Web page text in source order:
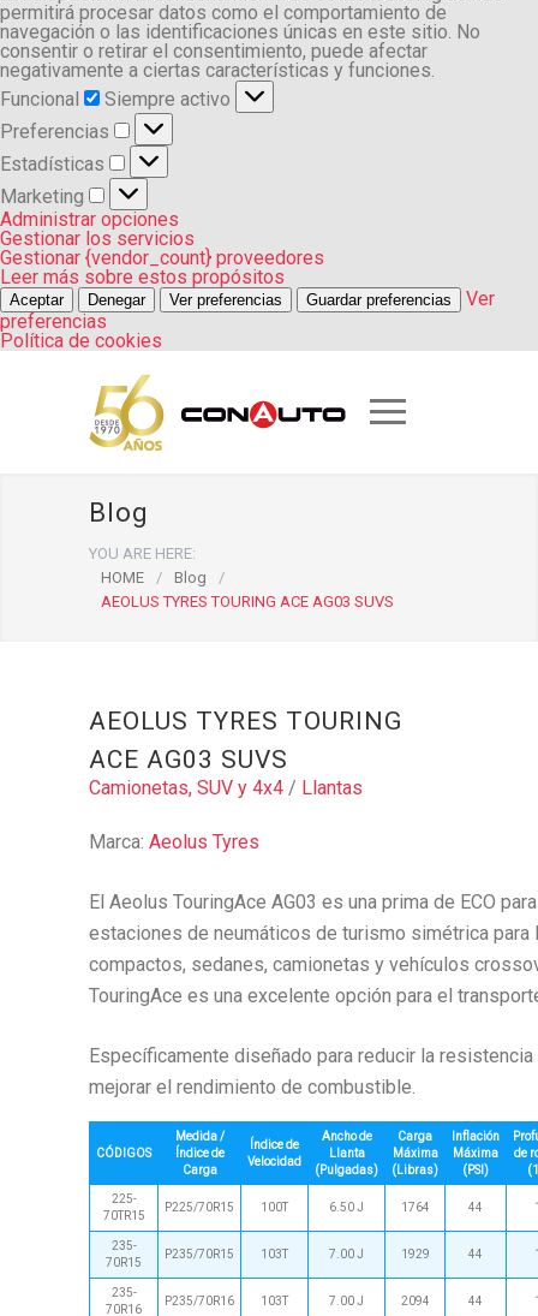
permitirá procesar datos como el comportamiento de
navegación o las identificaciones únicas en este sitio. No
consentir o retirar el consentimiento, puede afectar
negativamente a ciertas características y funciones.
Funcional
Funcional
Siempre activo
Preferencias
Preferencias
Estadísticas
Estadísticas
Marketing
Marketing
Administrar opciones
Gestionar los servicios
Gestionar {vendor_count} proveedores
Leer más sobre estos propósitos
Aceptar Denegar Ver preferencias Guardar preferencias
Ver
preferencias
Política de cookies
Blog
YOU ARE HERE:
HOME
/ Blog
/
AEOLUS TYRES TOURING ACE AG03 SUVS
AEOLUS TYRES TOURING
ACE AG03 SUVS
Camionetas, SUV y 4x4 / Llantas
Marca: Aeolus Tyres
El Aeolus TouringAce AG03 es una prima de ECO
estaciones de neumáticos de turismo simétrica para
compactos, sedanes, camionetas y vehículos
TouringAce es una excelente opción para el
Específicamente diseñado para reducir la resistencia
mejorar el rendimiento de combustible.
CÓDIGOS
Medida /
Índice de
Carga
Índice de
Velocidad
Ancho de
Llanta
(Pulgadas)
Carga
Máxima
(Libras)
Inflación
Máxima
(PSI)
de
225-
70TR15
P225/70R15 100T 6.50 J 1764 44
235-
70R15
P235/70R15 103T 7.00 J 1929 44
235-
70R16
P235/70R16 103T 7.00 J 2094 44